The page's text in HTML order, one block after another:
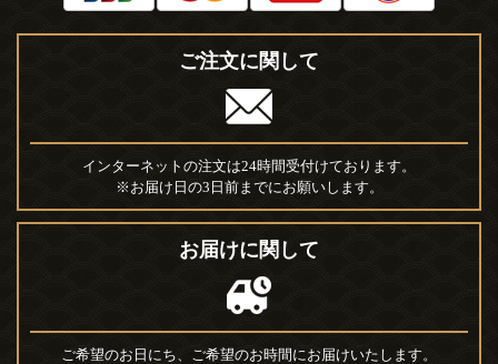
ご注文に関して
インターネットの注文は24時間受付けております。
※お届け日の3日前までにお願いします。
お届けに関して
ご希望のお日にち、ご希望のお時間にお届けいたします。